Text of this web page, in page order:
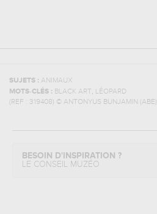
SUJETS : ANIMAUX
MOTS-CLÉS : BLACK ART, LÉOPARD
(REF : 319408) © ANTONYUS BUNJAMIN (ABE)
BESOIN D'INSPIRATION ?
LE CONSEIL MUZÉO